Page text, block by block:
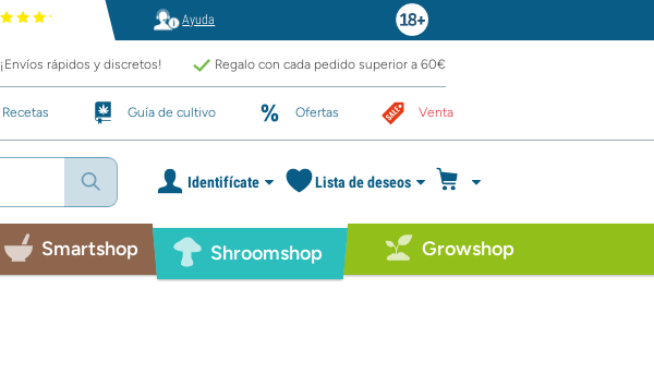
Ayuda
¡Envíos rápidos y discretos! Regalo con cada pedido superior a 60€
Recetas Guía de cultivo Ofertas Venta
Identifícate Lista de deseos
Smartshop Shroomshop Growshop